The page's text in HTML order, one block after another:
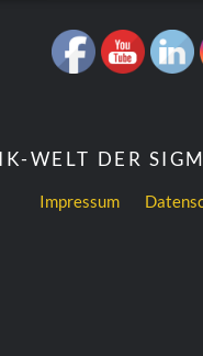
WELT DER
Impressum